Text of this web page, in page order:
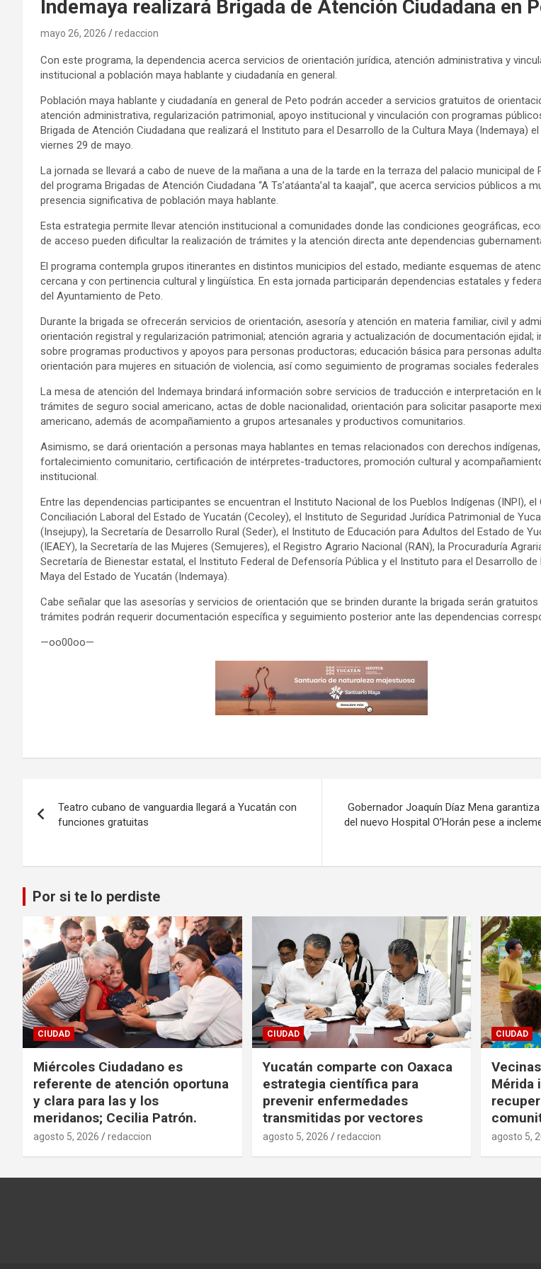
Indemaya realizará Brigada de Atención Ciudadana en
mayo 26, 2026 redaccion
Con este programa, la dependencia acerca servicios de orientación jurídica, atención administrativa y
institucional a población maya hablante y ciudadanía en general.
Población maya hablante y ciudadanía en general de Peto podrán acceder a servicios gratuitos de
atención administrativa, regularización patrimonial, apoyo institucional y vinculación con programas
Brigada de Atención Ciudadana que realizará el Instituto para el Desarrollo de la Cultura Maya (Indemaya)
viernes 29 de mayo.
La jornada se llevará a cabo de nueve de la mañana a una de la tarde en la terraza del palacio municipal de
del programa Brigadas de Atención Ciudadana “A Ts’atáanta’al ta kaajal”, que acerca servicios públicos a
presencia significativa de población maya hablante.
Esta estrategia permite llevar atención institucional a comunidades donde las condiciones geográficas,
de acceso pueden dificultar la realización de trámites y la atención directa ante dependencias
El programa contempla grupos itinerantes en distintos municipios del estado, mediante esquemas de
cercana y con pertinencia cultural y lingüística. En esta jornada participarán dependencias estatales y
del Ayuntamiento de Peto.
Durante la brigada se ofrecerán servicios de orientación, asesoría y atención en materia familiar, civil y
orientación registral y regularización patrimonial; atención agraria y actualización de documentación ejidal;
sobre programas productivos y apoyos para personas productoras; educación básica para personas
orientación para mujeres en situación de violencia, así como seguimiento de programas sociales
La mesa de atención del Indemaya brindará información sobre servicios de traducción e interpretación en
trámites de seguro social americano, actas de doble nacionalidad, orientación para solicitar pasaporte
americano, además de acompañamiento a grupos artesanales y productivos comunitarios.
Asimismo, se dará orientación a personas maya hablantes en temas relacionados con derechos indígenas,
fortalecimiento comunitario, certificación de intérpretes-traductores, promoción cultural y
institucional.
Entre las dependencias participantes se encuentran el Instituto Nacional de los Pueblos Indígenas (INPI), el
Conciliación Laboral del Estado de Yucatán (Cecoley), el Instituto de Seguridad Jurídica Patrimonial de
(Insejupy), la Secretaría de Desarrollo Rural (Seder), el Instituto de Educación para Adultos del Estado de
(IEAEY), la Secretaría de las Mujeres (Semujeres), el Registro Agrario Nacional (RAN), la Procuraduría
Secretaría de Bienestar estatal, el Instituto Federal de Defensoría Pública y el Instituto para el Desarrollo de
Maya del Estado de Yucatán (Indemaya).
Cabe señalar que las asesorías y servicios de orientación que se brinden durante la brigada serán gratuitos
trámites podrán requerir documentación específica y seguimiento posterior ante las dependencias
—oo00oo—
de
Teatro cubano de vanguardia llegará a Yucatán con
funciones gratuitas
Gobernador Joaquín Díaz Mena
del nuevo Hospital O’Horán pese a
Por si te lo perdiste
CIUDAD
Miércoles Ciudadano es
referente de atención oportuna
y clara para las y los
meridanos; Cecilia Patrón.
agosto 5, 2026 redaccion
CIUDAD
Yucatán comparte con Oaxaca
estrategia científica para
prevenir enfermedades
transmitidas por vectores
agosto 5, 2026 redaccion
CIUDAD
Mérida
agosto 5,